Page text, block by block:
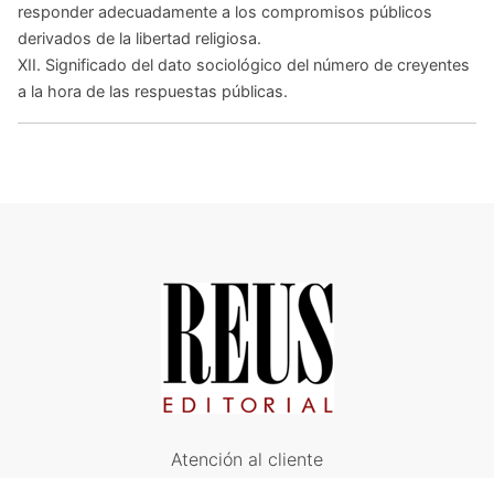
responder adecuadamente a los compromisos públicos
derivados de la libertad religiosa.
XII. Significado del dato sociológico del número de creyentes
a la hora de las respuestas públicas.
Atención al cliente